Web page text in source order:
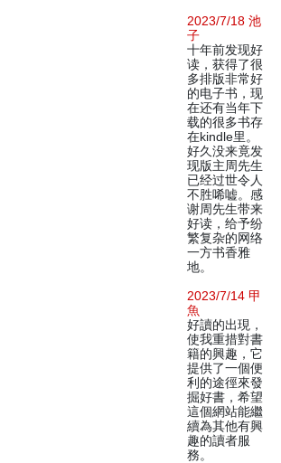
2023/7/18 池
子
十年前发现好
读，获得了很
多排版非常好
的电子书，现
在还有当年下
载的很多书存
在kindle里。
好久没来竟发
现版主周先生
已经过世令人
不胜唏嘘。感
谢周先生带来
好读，给予纷
繁复杂的网络
一方书香雅
地。
2023/7/14 甲
魚
好讀的出現，
使我重措對書
籍的興趣，它
提供了一個便
利的途徑來發
掘好書，希望
這個網站能繼
續為其他有興
趣的讀者服
務。